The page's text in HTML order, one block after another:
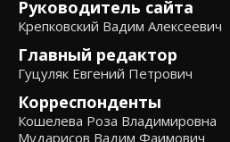
Руководитель сайта
Крепковский Вадим Алексеевич
Главный редактор
Гуцуляк Евгений Петрович
Корреспонденты
Кошелева Роза Владимировна
Мударисов Вадим Фаимович